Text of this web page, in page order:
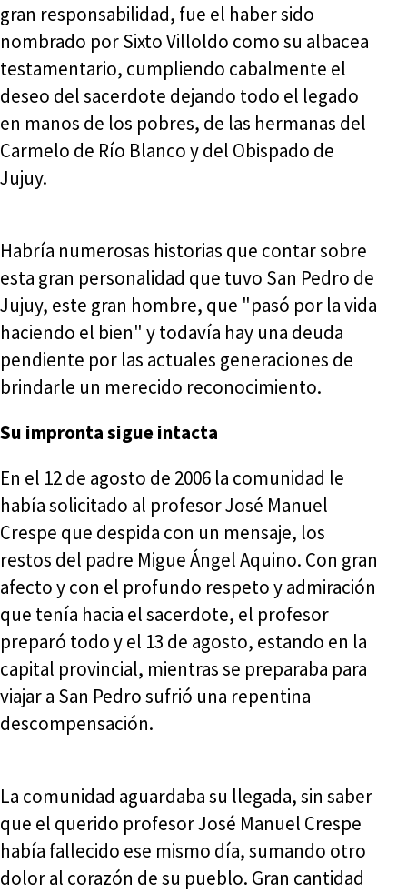
gran responsabilidad, fue el haber sido
nombrado por Sixto Villoldo como su albacea
testamentario, cumpliendo cabalmente el
deseo del sacerdote dejando todo el legado
en manos de los pobres, de las hermanas del
Carmelo de Río Blanco y del Obispado de
Jujuy.
Habría numerosas historias que contar sobre
esta gran personalidad que tuvo San Pedro de
Jujuy, este gran hombre, que "pasó por la vida
haciendo el bien" y todavía hay una deuda
pendiente por las actuales generaciones de
brindarle un merecido reconocimiento.
Su impronta sigue intacta
En el 12 de agosto de 2006 la comunidad le
había solicitado al profesor José Manuel
Crespe que despida con un mensaje, los
restos del padre Migue Ángel Aquino. Con gran
afecto y con el profundo respeto y admiración
que tenía hacia el sacerdote, el profesor
preparó todo y el 13 de agosto, estando en la
capital provincial, mientras se preparaba para
viajar a San Pedro sufrió una repentina
descompensación.
La comunidad aguardaba su llegada, sin saber
que el querido profesor José Manuel Crespe
había fallecido ese mismo día, sumando otro
dolor al corazón de su pueblo. Gran cantidad